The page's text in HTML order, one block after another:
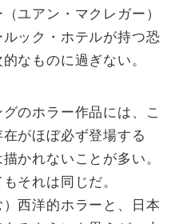
ユアン・マクレガー）
ック・ホテルが持つ恐
なものに過ぎない。
のホラー作品には、こ
がほぼ必ず登場する
かれないことが多い。
それは同じだ。
西洋的ホラーと、日本